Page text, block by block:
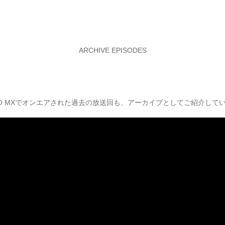
ARCHIVE EPISODES
MXでオンエアされた過去の放送回も、アーカイブとしてご紹介して